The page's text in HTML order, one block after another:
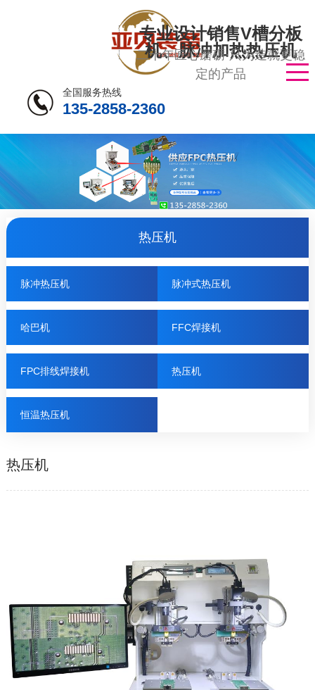
专业设计销售V槽分板
机、脉冲加热热压机
二十年匠心磨砺·只为造就更稳
定的产品
全国服务热线
135-2858-2360
热压机
脉冲热压机 脉冲式热压机
哈巴机 FFC焊接机
FPC排线焊接机 热压机
恒温热压机
热压机